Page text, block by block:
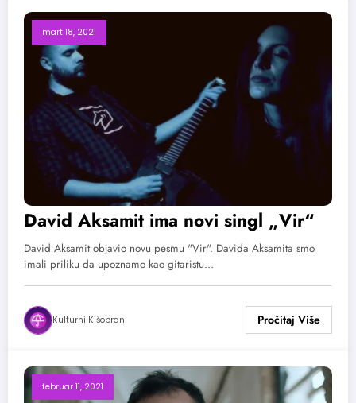
mart 18, 2021
David Aksamit ima novi singl „Vir“
David Aksamit objavio novu pesmu "Vir". Davida Aksamita smo
imali priliku da upoznamo kao gitaristu…
Kulturni Kišobran
februar 11, 2021